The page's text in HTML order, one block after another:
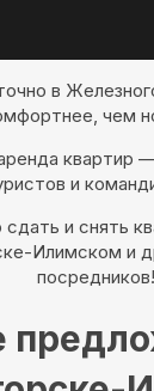
в
чем
квартир
и
и снять
Илимском и
посредников!